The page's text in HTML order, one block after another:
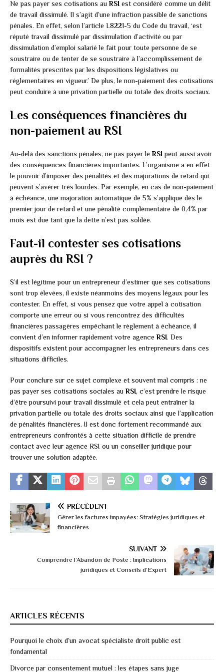
Ne pas payer ses cotisations auRSI est considéré comme un délit
de travail dissimulé. Il s’agit d’une infraction passible de sanctions
pénales. En effet, selon l’article L8221-5 du Code du travail, ‘est
réputé travail dissimulé par dissimulation d’activité ou par
dissimulation d’emploi salarié le fait pour toute personne de se
soustraire ou de tenter de se soustraire à l’accomplissement de
formalités prescrites par les dispositions législatives ou
réglementaires en vigueur.’ De plus, le non-paiement des cotisations
peut conduire à une privation partielle ou totale des droits sociaux.
Les conséquences financières du
non-paiement au RSI
Au-delà des sanctions pénales, ne pas payer leRSI peut aussi avoir
des conséquences financières importantes. L’organisme a en effet
le pouvoir d’imposer des pénalités et des majorations de retard qui
peuvent s’avérer très lourdes. Par exemple, en cas de non-paiement
à échéance, une majoration automatique de 5% s’applique dès le
premier jour de retard et une pénalité complémentaire de 0,4% par
mois est due tant que la dette n’est pas soldée.
Faut-il contester ses cotisations
auprès du RSI ?
S’il est légitime pour un entrepreneur d’estimer que ses cotisations
sont trop élevées, il existe néanmoins des moyens légaux pour les
contester. En effet, si vous pensez que votre appel à cotisation
comporte une erreur ou si vous rencontrez des difficultés
financières passagères empêchant le règlement à échéance, il
convient d’en informer rapidement votre agenceRSI. Des
dispositifs existent pour accompagner les entrepreneurs dans ces
situations difficiles.
Pour conclure sur ce sujet complexe et souvent mal compris : ne
pas payer ses cotisations sociales auRSI, c’est prendre le risque
d’être poursuivi pour travail dissimulé et cela peut entraîner la
privation partielle ou totale des droits sociaux ainsi que l’application
de pénalités financières. Il est donc fortement recommandé aux
entrepreneurs confrontés à cette situation difficile de prendre
contact avec leur agence RSI ou un conseiller juridique pour
trouver une solution adaptée.
PRÉCÉDENT
Gérer les factures impayées: Stratégies juridiques et
financières
SUIVANT
Comprendre l’Abandon de Poste : Implications
juridiques et Conseils d’Expert
ARTICLES RÉCENTS
Pourquoi le choix d’un avocat spécialiste droit public est
fondamental
Divorce par consentement mutuel : les étapes sans juge